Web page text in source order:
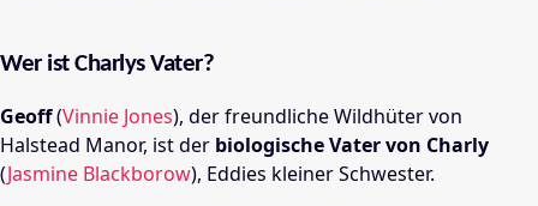
Wer ist Charlys Vater?
Geoff(Vinnie Jones), der freundliche Wildhüter von
Halstead Manor, ist der biologische Vater von Charly
(Jasmine Blackborow), Eddies kleiner Schwester.